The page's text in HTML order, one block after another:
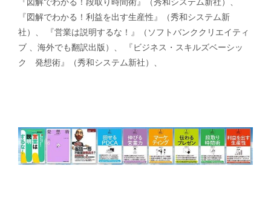
『図解でわかる！利益を出す生産性』（秀和システム新
社）、 『営業は説明するな！』（ソフトバンククリエイティ
ブ 、海外でも翻訳出版）、 『ビジネス・スキルズベーシッ
ク 発想術』（秀和システム新社）、